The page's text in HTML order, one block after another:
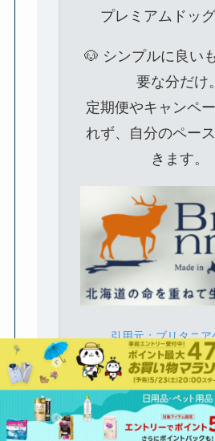
プレミアムドッ
🐶 シンプルに良い
要な分だけ。
定期便やキャンペ
れず、自分のペー
きます。
引用元：ブリタニア
🐾買い切り
OK
🐾無添加レシ
ピ